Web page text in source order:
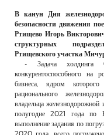
РЕКЛАМОДАТЕЛЯМ
ОБЪЯВЛЕНИЯ
КОНТАКТЫ
В канун Дня
безопасности движения
Ртищево Игорь
структурных
Ртищевского участка
- Задача холдинга
конкурентоспособного на
бизнеса, ядром
рационального
владельца железнодорожной
полугодие 2021 года по
выполнение задания по